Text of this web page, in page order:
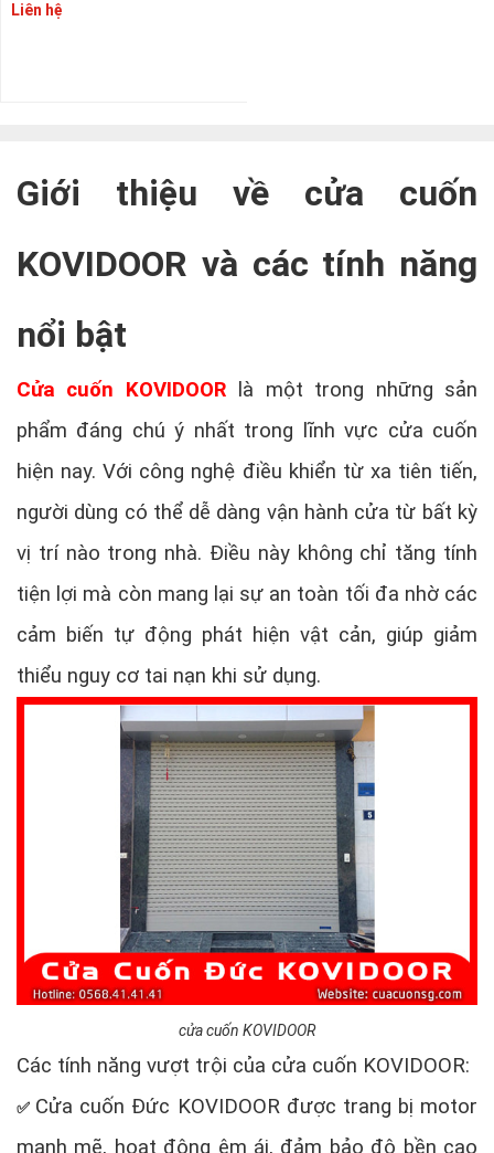
Liên hệ
Giới thiệu về cửa cuốn
KOVIDOOR và các tính năng
nổi bật
Cửa cuốn KOVIDOOR là một trong những sản
phẩm đáng chú ý nhất trong lĩnh vực cửa cuốn
hiện nay. Với công nghệ điều khiển từ xa tiên tiến,
người dùng có thể dễ dàng vận hành cửa từ bất kỳ
vị trí nào trong nhà. Điều này không chỉ tăng tính
tiện lợi mà còn mang lại sự an toàn tối đa nhờ các
cảm biến tự động phát hiện vật cản, giúp giảm
thiểu nguy cơ tai nạn khi sử dụng.
cửa cuốn KOVIDOOR
Các tính năng vượt trội của cửa cuốn KOVIDOOR:
✅ Cửa cuốn Đức KOVIDOOR được trang bị motor
mạnh mẽ, hoạt động êm ái, đảm bảo độ bền cao